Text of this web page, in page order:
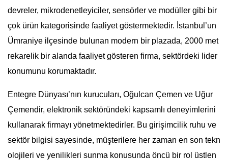
devreler, mikrodenetleyiciler, sensörler ve modüller gibi bir
çok ürün kategorisinde faaliyet göstermektedir. İstanbul’un
Ümraniye ilçesinde bulunan modern bir plazada, 2000 met
rekarelik bir alanda faaliyet gösteren firma, sektördeki lider
konumunu korumaktadır.
Entegre Dünyası’nın kurucuları, Oğulcan Çemen ve Uğur
Çemendir, elektronik sektöründeki kapsamlı deneyimlerini
kullanarak firmayı yönetmektedirler. Bu girişimcilik ruhu ve
sektör bilgisi sayesinde, müşterilere her zaman en son tekn
olojileri ve yenilikleri sunma konusunda öncü bir rol üstlen